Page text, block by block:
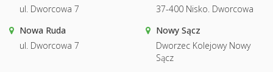
ul. Dworcowa 7
37-400 Nisko. Dworcowa
Nowa Ruda
ul. Dworcowa 7
Nowy Sącz
Dworzec Kolejowy Nowy
Sącz